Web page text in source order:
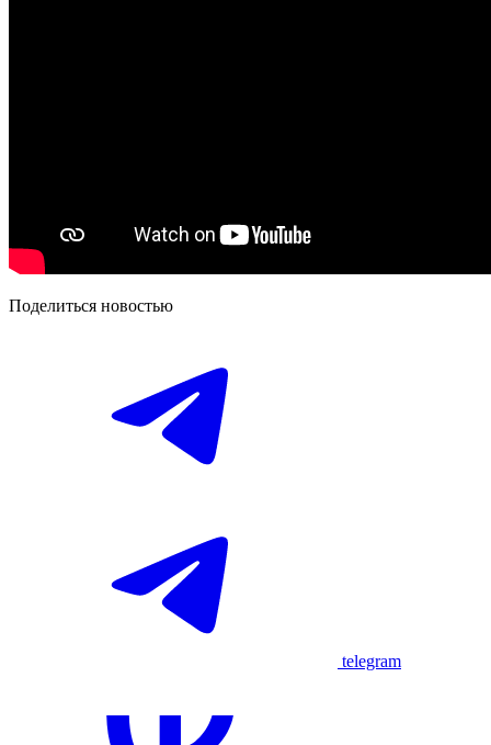
Поделиться новостью
telegram